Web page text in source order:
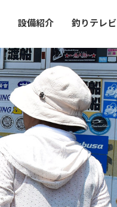
設備紹介 釣りテレビ